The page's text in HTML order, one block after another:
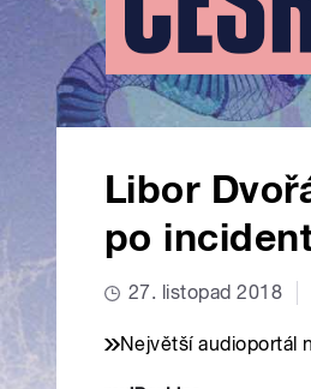
Libor
po
27. listopad 2018
Největší audioportál